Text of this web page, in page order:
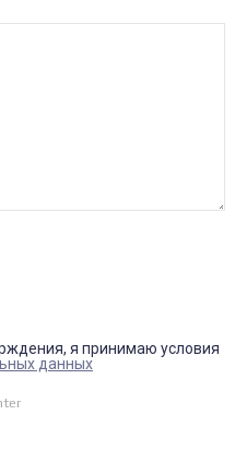
я принимаю условия
данных